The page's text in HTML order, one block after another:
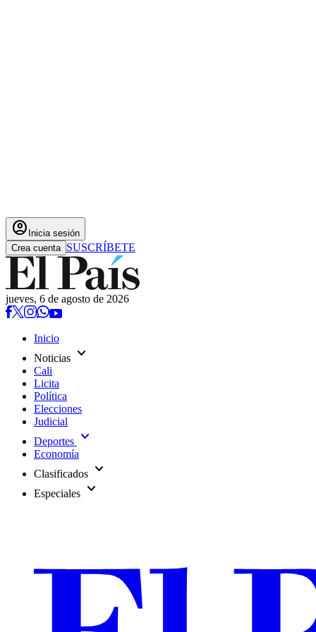
account_circle Inicia sesión
Crea cuenta SUSCRÍBETE
jueves, 6 de agosto de 2026
Inicio
Noticias expand_more
Cali
Licita
Política
Elecciones
Judicial
Deportes expand_more
Economía
Clasificados expand_more
Especiales expand_more